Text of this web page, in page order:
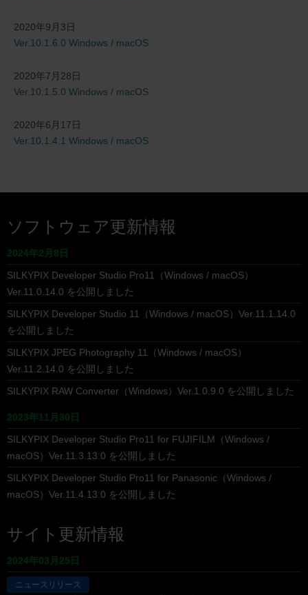
2020年9月3日
Ver.10.1.6.0 Windows / macOS
2020年7月28日
Ver.10.1.5.0 Windows / macOS
2020年6月17日
Ver.10.1.4.1 Windows / macOS
ソフトウェア更新情報
2024年2月8日
SILKYPIX Developer Studio Pro11（Windows / macOS）
Ver.11.0.14.0 を公開しました
SILKYPIX Developer Studio 11（Windows / macOS）Ver.11.1.14.0
を公開しました
SILKYPIX JPEG Photography 11（Windows / macOS）
Ver.11.2.14.0 を公開しました
SILKYPIX RAW Converter（Windows）Ver.1.0.9.0 を公開しました
2023年11月30日
SILKYPIX Developer Studio Pro11 for FUJIFILM（Windows /
macOS）Ver.11.3.13.0 を公開しました
SILKYPIX Developer Studio Pro11 for Panasonic（Windows /
macOS）Ver.11.4.13.0 を公開しました
サイト更新情報
2024年03月25日
ニュースリリース